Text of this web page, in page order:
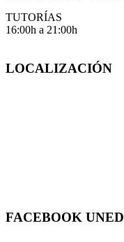
TUTORÍAS
16:00h a 21:00h
LOCALIZACIÓN
FACEBOOK UNED